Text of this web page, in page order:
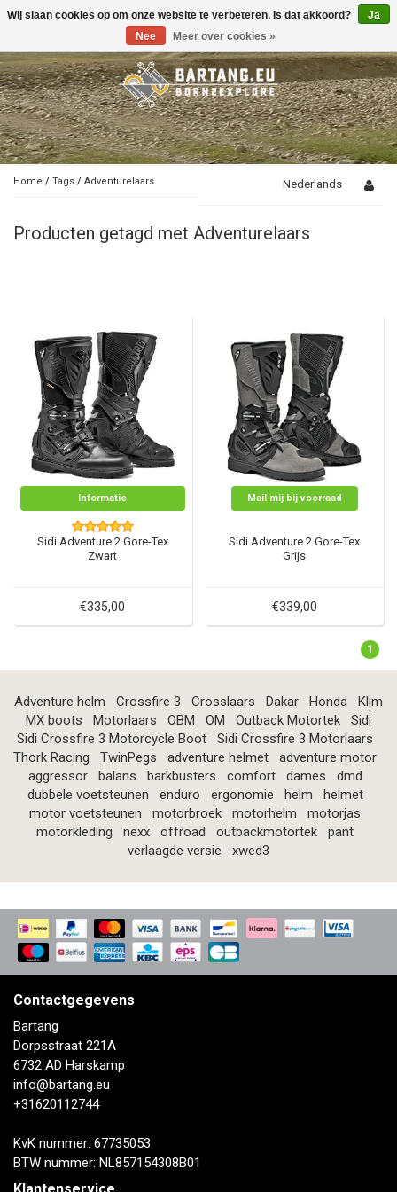
Toggle
Home / Tags / Adventurelaars Nederlands
Producten getagd met Adventurelaars
Informatie
Sidi Adventure 2 Gore-Tex
Zwart
€335,00
Mail mij bij voorraad
Sidi Adventure 2 Gore-Tex
Grijs
€339,00
1
Adventure helm Crossfire 3 Crosslaars Dakar Honda
Klim
MX boots
Motorlaars OBM OM Outback Motortek
Sidi
Sidi Crossfire 3 Motorcycle Boot
Sidi Crossfire 3 Motorlaars
Thork Racing
TwinPegs adventure helmet
adventure motor
aggressor
balans barkbusters comfort dames
dmd
dubbele voetsteunen
enduro ergonomie helm
helmet
motor voetsteunen
motorbroek motorhelm
motorjas
motorkleding
nexx offroad outbackmotortek
pant
verlaagde versie
xwed3
Contactgegevens
Bartang
Dorpsstraat 221A
6732 AD Harskamp
info@bartang.eu
+31620112744
KvK nummer: 67735053
BTW nummer: NL857154308B01
Wij slaan cookies op om onze website te verbeteren. Is dat akkoord?
Ja
Nee
Meer over cookies »